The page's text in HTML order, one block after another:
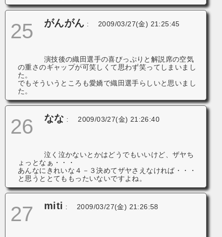
25 がんがん : 2009/03/27(金) 21:25:45
演技後の織田選手の喜びっぷりと解説席の空気
の重さのギャップが可笑しくて思わず笑ってしまいまし
た。
でもそういうところも愛嬌で織田選手らしいと思いまし
た。
26 なな : 2009/03/27(金) 21:26:40
泣く泣かないとかはどうでもいいけど、ザヤち
ょっとなぁ・・・
あんなにきれいな４－３決めてザヤさえなければ・・・
と思うととてももったいないですよね。
27 miti : 2009/03/27(金) 21:26:58